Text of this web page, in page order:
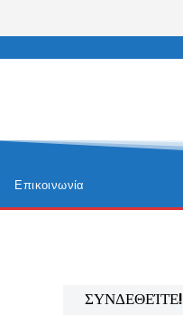
Επικοινωνία
ΣΥΝΔΕΘΕΊΤΕ!